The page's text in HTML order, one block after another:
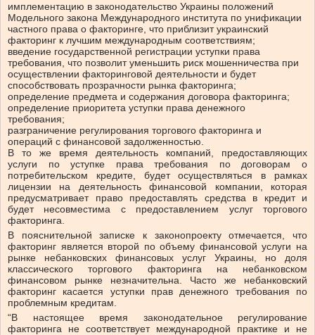
имплементацию в законодательство Украины положений
Модельного закона Международного института по унификации
частного права о факторинге, что приблизит украинский
факторинг к лучшим международным соответствиям;
введение государственной регистрации уступки права
требования, что позволит уменьшить риск мошенничества при
осуществлении факторинговой деятельности и будет
способствовать прозрачности рынка факторинга;
️определение предмета и содержания договора факторинга;
определение приоритета уступки права денежного
требования;
разграничение регулирования торгового факторинга и
операций с финансовой задолженностью.
В то же время деятельность компаний, предоставляющих
услуги по уступке права требования по договорам о
потребительском кредите, будет осуществляться в рамках
лицензии на деятельность финансовой компании, которая
предусматривает право предоставлять средства в кредит и
будет несовместима с предоставлением услуг торгового
факторинга.
В пояснительной записке к законопроекту отмечается, что
факторинг является второй по объему финансовой услуги на
рынке небанковских финансовых услуг Украины, но доля
классического торгового факторинга на небанковском
финансовом рынке незначительна. Часто же небанковский
факторинг касается уступки прав денежного требования по
проблемным кредитам.
“В настоящее время законодательное регулирование
факторинга не соответствует международной практике и не